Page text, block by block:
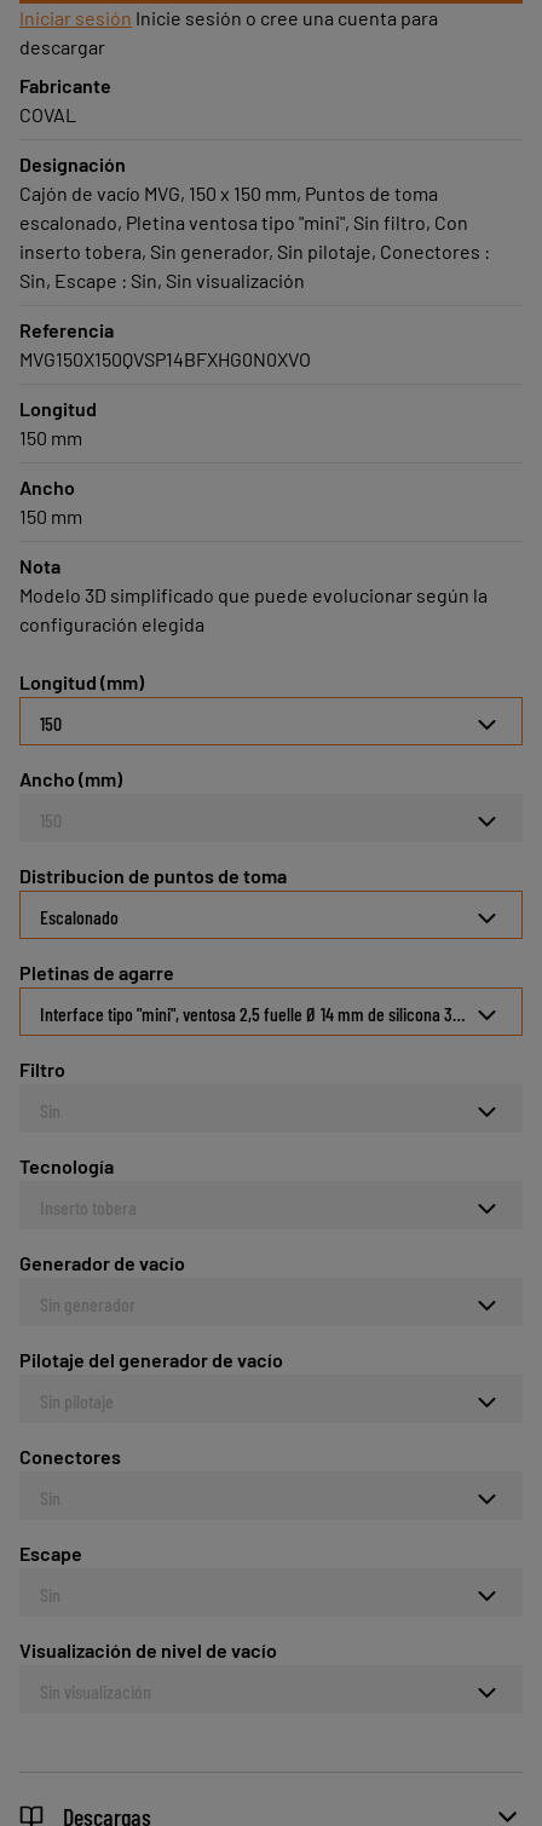
Iniciar sesión Inicie sesión o cree una cuenta para
descargar
Fabricante
COVAL
Designación
Cajón de vacío MVG, 150 x 150 mm, Puntos de toma
escalonado, Pletina ventosa tipo "mini", Sin filtro, Con
inserto tobera, Sin generador, Sin pilotaje, Conectores :
Sin, Escape : Sin, Sin visualización
Referencia
MVG150X150QVSP14BFXHG0N0XVO
Longitud
150 mm
Ancho
150 mm
Nota
Modelo 3D simplificado que puede evolucionar según la
configuración elegida
Longitud (mm)
150
Ancho (mm)
150
Distribucion de puntos de toma
Escalonado
Pletinas de agarre
Interface tipo "mini", ventosa 2,5 fuelle Ø 14 mm de silicona 30 Shore con
Filtro
Sin
Tecnología
Inserto tobera
Generador de vacío
Sin generador
Pilotaje del generador de vacío
Sin pilotaje
Conectores
Sin
Escape
Sin
Visualización de nivel de vacío
Sin visualización
Descargas